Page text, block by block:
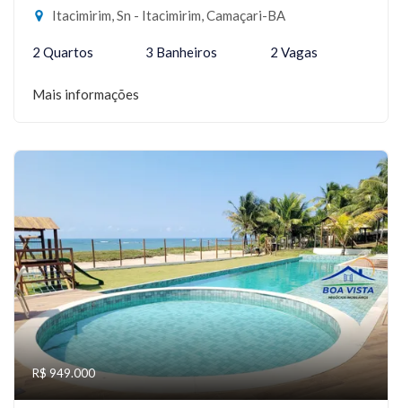
Itacimirim, Sn - Itacimirim, Camaçari-BA
2 Quartos 3 Banheiros 2 Vagas
Mais informações
R$ 949.000